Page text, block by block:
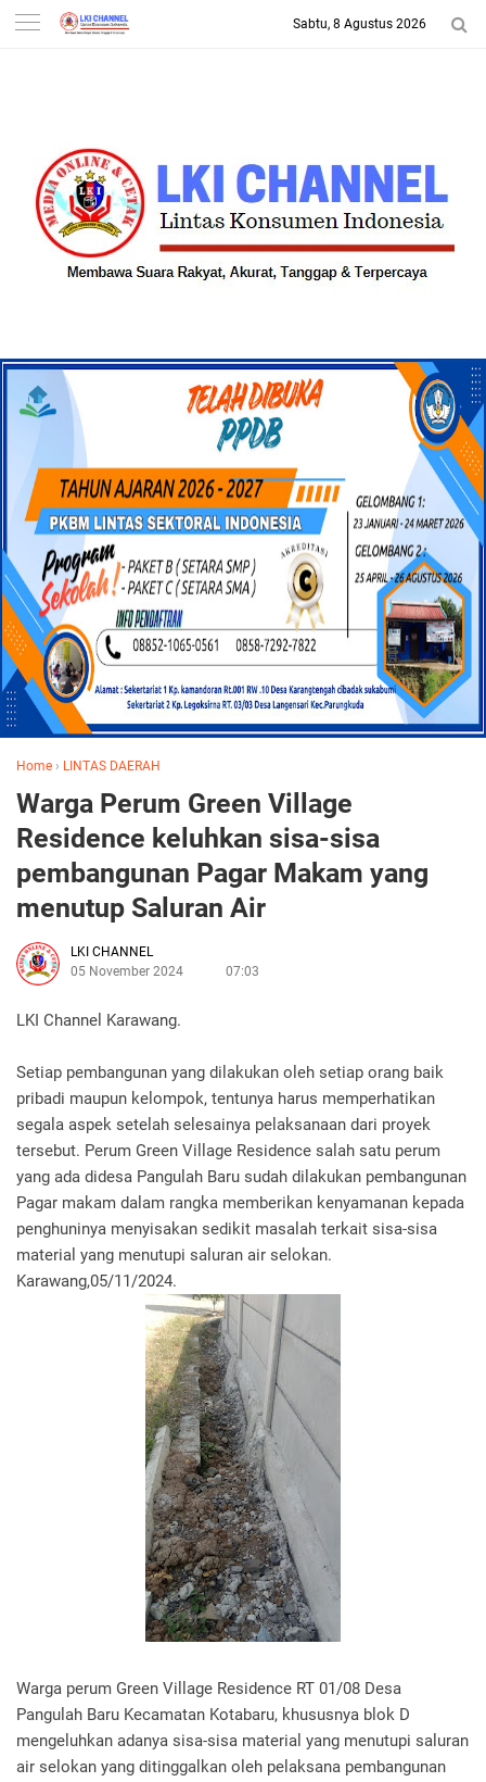
-->
Sabtu, 8 Agustus 2026
Home › LINTAS DAERAH
Warga Perum Green Village
Residence keluhkan sisa-sisa
pembangunan Pagar Makam yang
menutup Saluran Air
LKI CHANNEL
05 November 2024
07:03
LKI Channel Karawang.
Setiap pembangunan yang dilakukan oleh setiap orang baik
pribadi maupun kelompok, tentunya harus memperhatikan
segala aspek setelah selesainya pelaksanaan dari proyek
tersebut. Perum Green Village Residence salah satu perum
yang ada didesa Pangulah Baru sudah dilakukan pembangunan
Pagar makam dalam rangka memberikan kenyamanan kepada
penghuninya menyisakan sedikit masalah terkait sisa-sisa
material yang menutupi saluran air selokan.
Karawang,05/11/2024.
Warga perum Green Village Residence RT 01/08 Desa
Pangulah Baru Kecamatan Kotabaru, khususnya blok D
mengeluhkan adanya sisa-sisa material yang menutupi saluran
air selokan yang ditinggalkan oleh pelaksana pembangunan